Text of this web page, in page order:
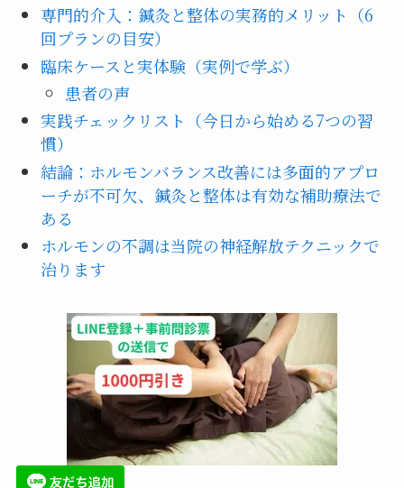
専門的介入：鍼灸と整体の実務的メリット（6
回プランの目安）
臨床ケースと実体験（実例で学ぶ）
患者の声
実践チェックリスト（今日から始める7つの習
慣）
結論：ホルモンバランス改善には多面的アプロ
ーチが不可欠、鍼灸と整体は有効な補助療法で
ある
ホルモンの不調は当院の神経解放テクニックで
治ります